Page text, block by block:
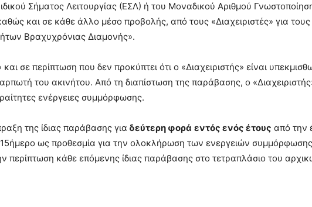
Σήματος Λειτουργίας (ΕΣΛ) ή του Μοναδικού Αριθμού
και σε κάθε άλλο μέσο προβολής, από τους «Διαχειριστές» για
Βραχυχρόνιας Διαμονής».
σε περίπτωση που δεν προκύπτει ότι ο «Διαχειριστής» είναι
του ακινήτου. Από τη διαπίστωση της παράβασης, ο
ενέργειες συμμόρφωσης.
της ίδιας παράβασης για δεύτερη φορά εντός ενός έτους από την
ως προθεσμία για την ολοκλήρωση των ενεργειών συμμόρφωσης
περίπτωση κάθε επόμενης ίδιας παράβασης στο τετραπλάσιο του